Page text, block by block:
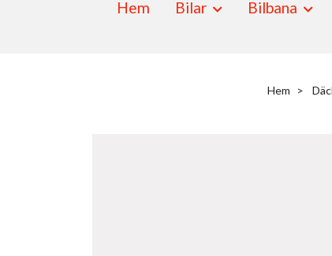
Hem Bilar Bilbana
Hem